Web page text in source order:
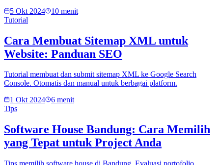
5 Okt 2024
10 menit
Tutorial
Cara Membuat Sitemap XML untuk
Website: Panduan SEO
Tutorial membuat dan submit sitemap XML ke Google Search
Console. Otomatis dan manual untuk berbagai platform.
1 Okt 2024
6 menit
Tips
Software House Bandung: Cara Memilih
yang Tepat untuk Project Anda